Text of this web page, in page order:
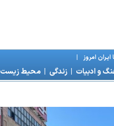
امروز |
و ادبيات | زندگی | محیط زیست